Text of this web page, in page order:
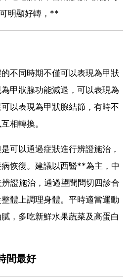
明顯好轉，**
不同時期不僅可以表現為甲狀
甲狀腺功能減退，可以表現為
以表現為甲狀腺結節，有時不
相轉換。
可以通過症狀進行辨證施治，
恢復。建議以西醫**為主，中
證施治，通過望聞問切四診合
體上調理身體。平時適當運動
，多吃新鮮水果蔬菜及高蛋白
間最好